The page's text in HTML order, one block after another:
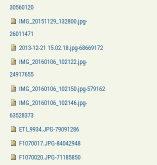
30560120
IMG_20151129_132800.jpg-
26011471
2013-12-21 15.02.18.jpg-68669172
IMG_20160106_102122.jpg-
24917655
IMG_20160106_102150.jpg-579162
IMG_20160106_102146.jpg-
63528373
ETI_9934.JPG-79091286
F1070017.JPG-84042948
F1070020.JPG-71185850